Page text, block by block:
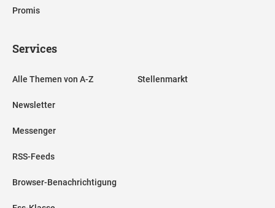
Promis
Services
Alle Themen von A-Z
Newsletter
Messenger
RSS-Feeds
Browser-Benachrichtigung
Stellenmarkt